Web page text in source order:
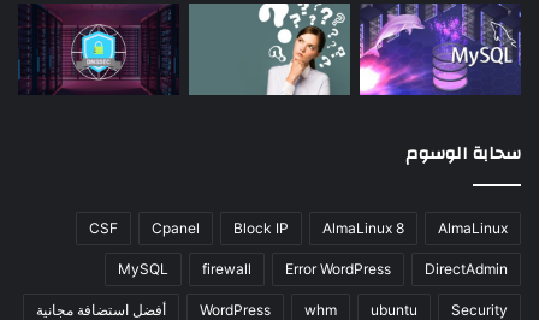
سحابة الوسوم
AlmaLinux
AlmaLinux 8
Block IP
Cpanel
CSF
DirectAdmin
Error WordPress
firewall
MySQL
Security
ubuntu
whm
WordPress أفضل استضافة مجانية